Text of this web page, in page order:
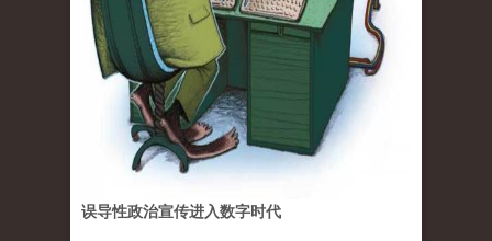
误导性政治宣传进入数字时代